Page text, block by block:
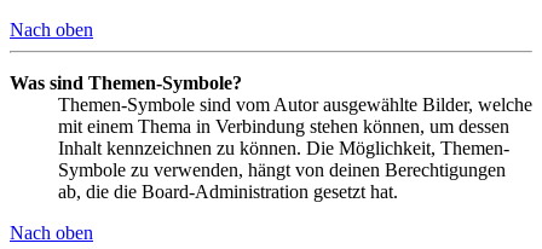
Nach oben
Was sind Themen-Symbole?
Themen-Symbole sind vom Autor ausgewählte Bilder, welche
mit einem Thema in Verbindung stehen können, um dessen
Inhalt kennzeichnen zu können. Die Möglichkeit, Themen-
Symbole zu verwenden, hängt von deinen Berechtigungen
ab, die die Board-Administration gesetzt hat.
Nach oben